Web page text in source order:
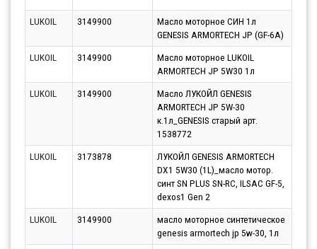
LUKOIL
3149900
Масло моторное СИН 1л
GENESIS ARMORTECH JP (GF-6A)
LUKOIL
3149900
Масло моторное LUKOIL
ARMORTECH JP 5W30 1л
LUKOIL
3149900
Масло ЛУКОЙЛ GENESIS
ARMORTECH JP 5W-30
к.1л_GENESIS старый арт.
1538772
LUKOIL 3173878
ЛУКОЙЛ GENESIS ARMORTECH
DX1 5W30 (1L)_масло мотор.
синт SN PLUS SN-RC, ILSAC GF-5,
dexos1 Gen 2
LUKOIL 3149900
масло моторное синтетическое
genesis armortech jp 5w-30, 1л